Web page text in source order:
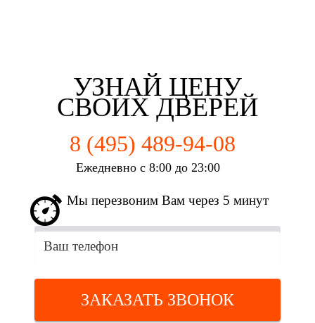
УЗНАЙ ЦЕНУ
СВОИХ ДВЕРЕЙ
8 (495) 489-94-08
Ежедневно с 8:00 до 23:00
Мы перезвоним Вам через 5 минут
ЗАКАЗАТЬ ЗВОНОК